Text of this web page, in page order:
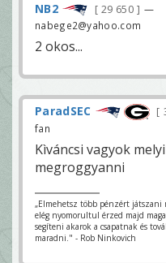
NB2 29 650
—
nabege2@yahoo.com
2 okos...
ParadSEC
fan
Kìváncsi vagyok
megroggyanni
„Elmehetsz több pénzért
elég nyomorultul érzed majd
segíteni akarok a csapatnak és
maradni." - Rob Ninkovich